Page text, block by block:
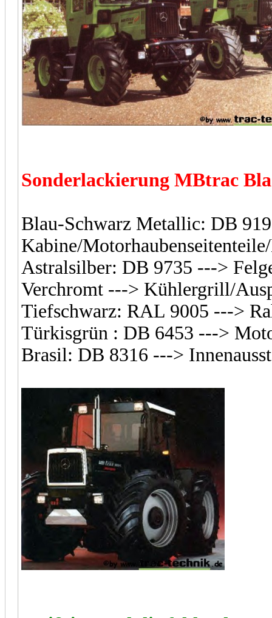
Sonderlackierung MBtrac
Blau-Schwarz Metallic: DB
Kabine/
Astralsilber: DB 9735 --->
Verchromt ---> Kühlergrill/
Tiefschwarz: RAL 9005 --->
Türkisgrün : DB 6453 --->
Brasil: DB 8316 --->